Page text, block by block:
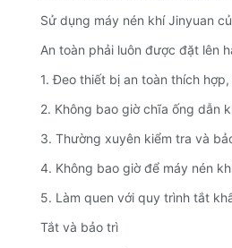
Sử dụng máy nén khí Jinyuan
An toàn phải luôn được đặt lên
1. Đeo thiết bị an toàn thích
2. Không bao giờ chĩa ống dẫn
3. Thường xuyên kiểm tra và
4. Không bao giờ để máy nén
5. Làm quen với quy trình tắt
Tắt và bảo trì